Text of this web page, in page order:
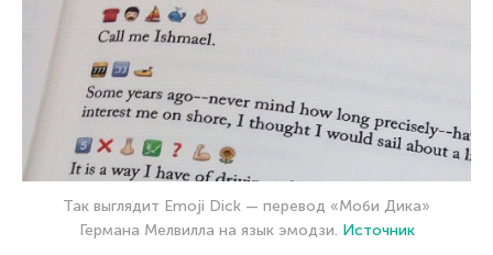
Так выглядит Emoji Dick — перевод «Моби Дика»
Германа Мелвилла на язык эмодзи. Источник